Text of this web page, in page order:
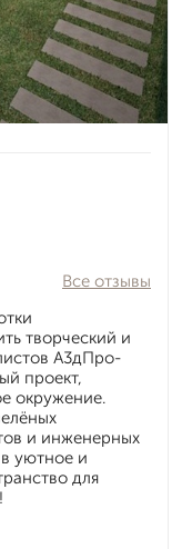
Все отзывы
творческий и
А3дПро-
проект,
окружение.
и инженерных
уютное и
для